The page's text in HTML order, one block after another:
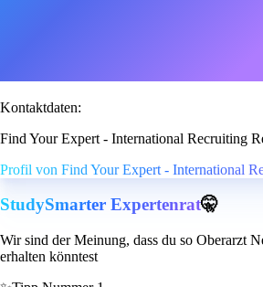
Kontaktdaten:
Find Your Expert - International Recruiting
Profil von Find Your Expert - International
StudySmarter Expertenrat🤫
Wir sind der Meinung, dass du so Oberarzt
erhalten könntest